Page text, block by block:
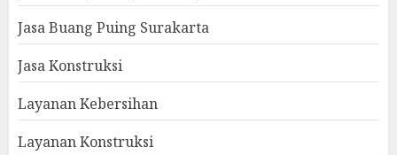
Jasa Buang Puing Surakarta
Jasa Konstruksi
Layanan Kebersihan
Layanan Konstruksi